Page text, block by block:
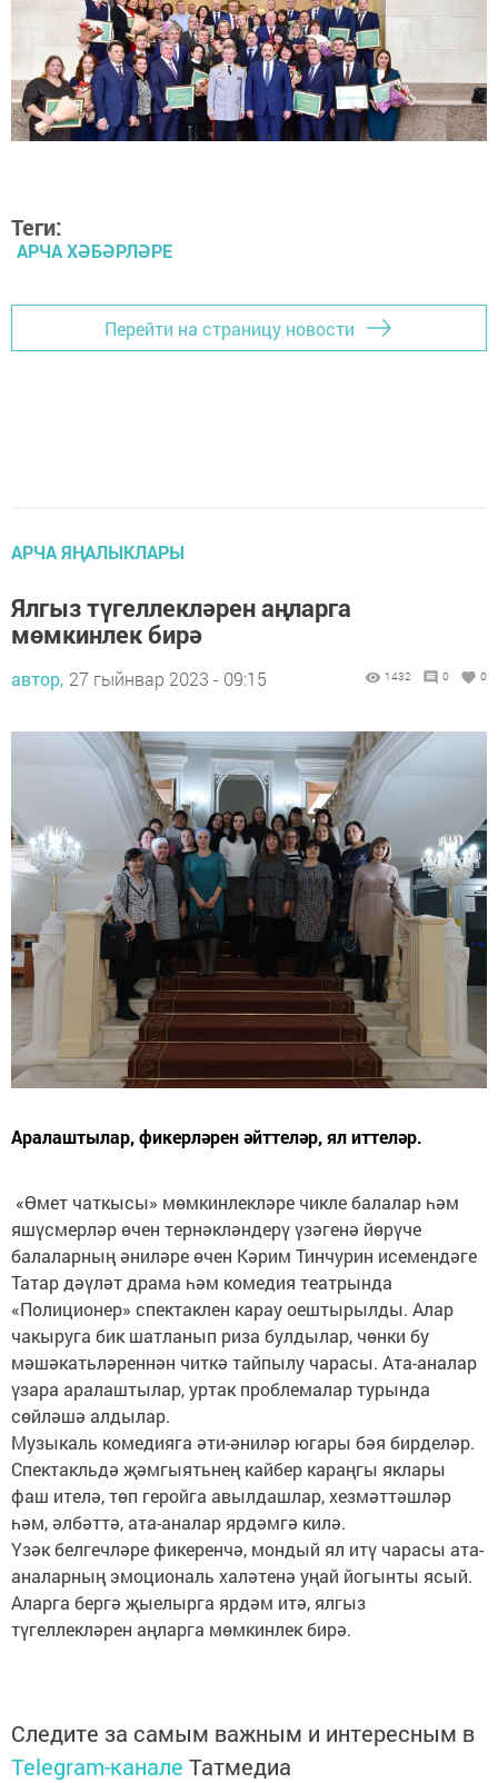
Теги:
АРЧА ХӘБӘРЛӘРЕ
Перейти на страницу новости
АРЧА ЯҢАЛЫКЛАРЫ
Ялгыз түгеллекләрен аңларга
мөмкинлек бирә
автор, 27 гыйнвар 2023 - 09:15 1432 0 0
Аралаштылар, фикерләрен әйттеләр, ял иттеләр.
«Өмет чаткысы» мөмкинлекләре чикле балалар һәм
яшүсмерләр өчен тернәкләндерү үзәгенә йөрүче
балаларның әниләре өчен Кәрим Тинчурин исемендәге
Татар дәүләт драма һәм комедия театрында
«Полиционер» спектаклен карау оештырылды. Алар
чакыруга бик шатланып риза булдылар, чөнки бу
мәшәкатьләреннән читкә тайпылу чарасы. Ата-аналар
үзара аралаштылар, уртак проблемалар турында
сөйләшә алдылар.
Музыкаль комедияга әти-әниләр югары бәя бирделәр.
Спектакльдә җәмгыятьнең кайбер караңгы яклары
фаш ителә, төп геройга авылдашлар, хезмәттәшләр
һәм, әлбәттә, ата-аналар ярдәмгә килә.
Үзәк белгечләре фикеренчә, мондый ял итү чарасы ата-
аналарның эмоциональ халәтенә уңай йогынты ясый.
Аларга бергә җыелырга ярдәм итә, ялгыз
түгеллекләрен аңларга мөмкинлек бирә.
Следите за самым важным и интересным в
Telegram-канале Татмедиа